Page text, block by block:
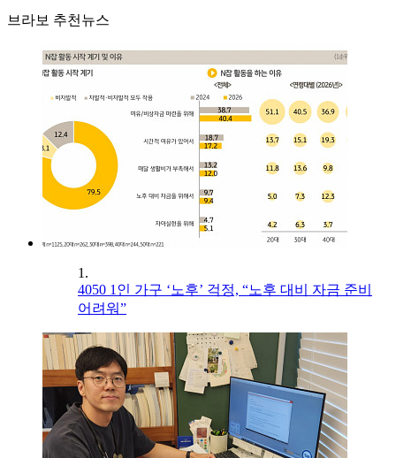
브라보 추천뉴스
1.
4050 1인 가구 ‘노후’ 걱정, “노후 대비 자금 준비
어려워”